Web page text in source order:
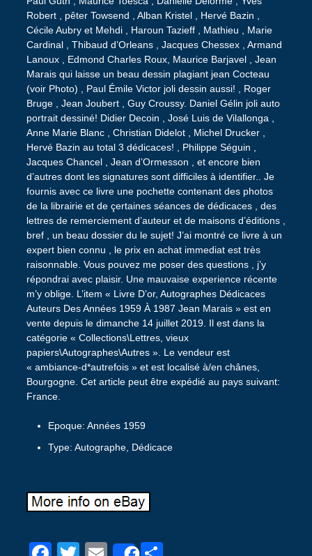
Robert , pêter Towsend , Alban Kristel , Hervé Bazin ,
Cécile Aubry et Mehdi , Haroun Tazieff , Mathieu , Marie
Cardinal , Thibaud d’Orleans , Jacques Chessex , Armand
Lanoux , Edmond Charles Roux, Maurice Barjavel , Jean
Marais qui laisse un beau dessin plagiant jean Cocteau
(voir Photo) , Paul Émile Victor joli dessin aussi! , Roger
Bruge , Jean Joubert , Guy Croussy. Daniel Gélin joli auto
portrait dessiné! Didier Decoin , José Luis de Vilallonga ,
Anne Marie Blanc , Christian Didelot , Michel Drucker ,
Hervé Bazin au total 3 dédicaces! , Philippe Séguin ,
Jacques Chancel , Jean d’Ormesson , et encore bien
d’autres dont les signatures sont difficiles à identifier.. Je
fournis avec ce livre une pochette contenant des photos
de la librairie et de çertaines séances de dédicaces , des
lettres de remerciement d’auteur et de maisons d’éditions ,
bref , un beau dossier du le sujet! J’ai montré ce livre à un
expert bien connu , le prix en achat immediat est très
raisonnable. Vous pouvez me poser des questions , j’y
répondrai avec plaisir. Une mauvaise experience récente
m’y oblige. L’item « Livre D’or, Autographes Dédicaces
Auteurs Des Années 1959 À 1987 Jean Marais » est en
vente depuis le dimanche 14 juillet 2019. Il est dans la
catégorie « Collections\Lettres, vieux
papiers\Autographes\Autres ». Le vendeur est
« ambiance-d*autrefois » et est localisé à/en chânes,
Bourgogne. Cet article peut être expédié au pays suivant:
France.
Epoque: Années 1959
Type: Autographe, Dédicace